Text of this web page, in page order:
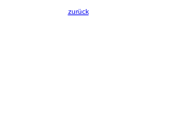
zurück